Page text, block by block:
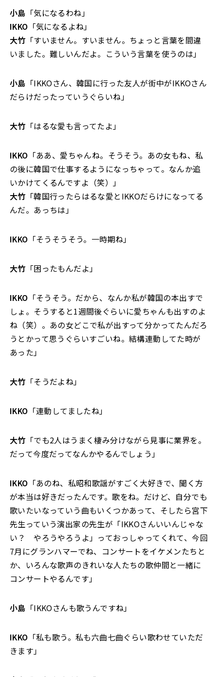
小島 「気になるわね」
IKKO 「気になるよね」
大竹 「すいません。すいません。ちょっと言葉を間違
いました。難しいんだよ。こういう言葉を使うのは」
小島 「IKKOさん、韓国に行った友人が街中がIKKOさん
だらけだったっていうぐらいね」
大竹 「はるな愛も言ってたよ」
IKKO 「ああ、愛ちゃんね。そうそう。あの女もね、私
の後に韓国で仕事するようになっちゃって。なんか追
いかけてくるんですよ（笑）」
大竹 「韓国行ったらはるな愛とIKKOだらけになってる
んだ。あっちは」
IKKO 「そうそうそう。一時期ね」
大竹 「困ったもんだよ」
IKKO 「そうそう。だから、なんか私が韓国の本出すで
しょ。そうすると1週間後ぐらいに愛ちゃんも出すのよ
ね（笑）。あの女どこで私が出すって分かってたんだろ
うとかって思うぐらいすごいね。結構連動してた時が
あった」
大竹 「そうだよね」
IKKO 「連動してましたね」
大竹 「でも2人はうまく棲み分けながら見事に業界を。
だって今度だってなんかやるんでしょう」
IKKO 「あのね、私昭和歌謡がすごく大好きで、聞く方
が本当は好きだったんです。歌をね。だけど、自分でも
歌いたいなっていう曲もいくつかあって、そしたら宮下
先生っていう演出家の先生が「IKKOさんいいんじゃな
い？ やろうやろうよ」っておっしゃってくれて、今回
7月にグランハマーでね、コンサートをイケメンたちと
か、いろんな歌声のきれいな人たちの歌仲間と一緒に
コンサートやるんです」
小島 「IKKOさんも歌うんですね」
IKKO 「私も歌う。私も六曲七曲ぐらい歌わせていただ
きます」